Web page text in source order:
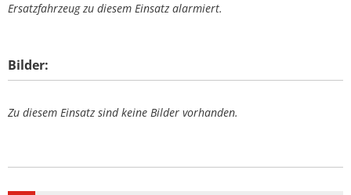
Ersatzfahrzeug zu diesem Einsatz alarmiert.
Bilder:
Zu diesem Einsatz sind keine Bilder vorhanden.